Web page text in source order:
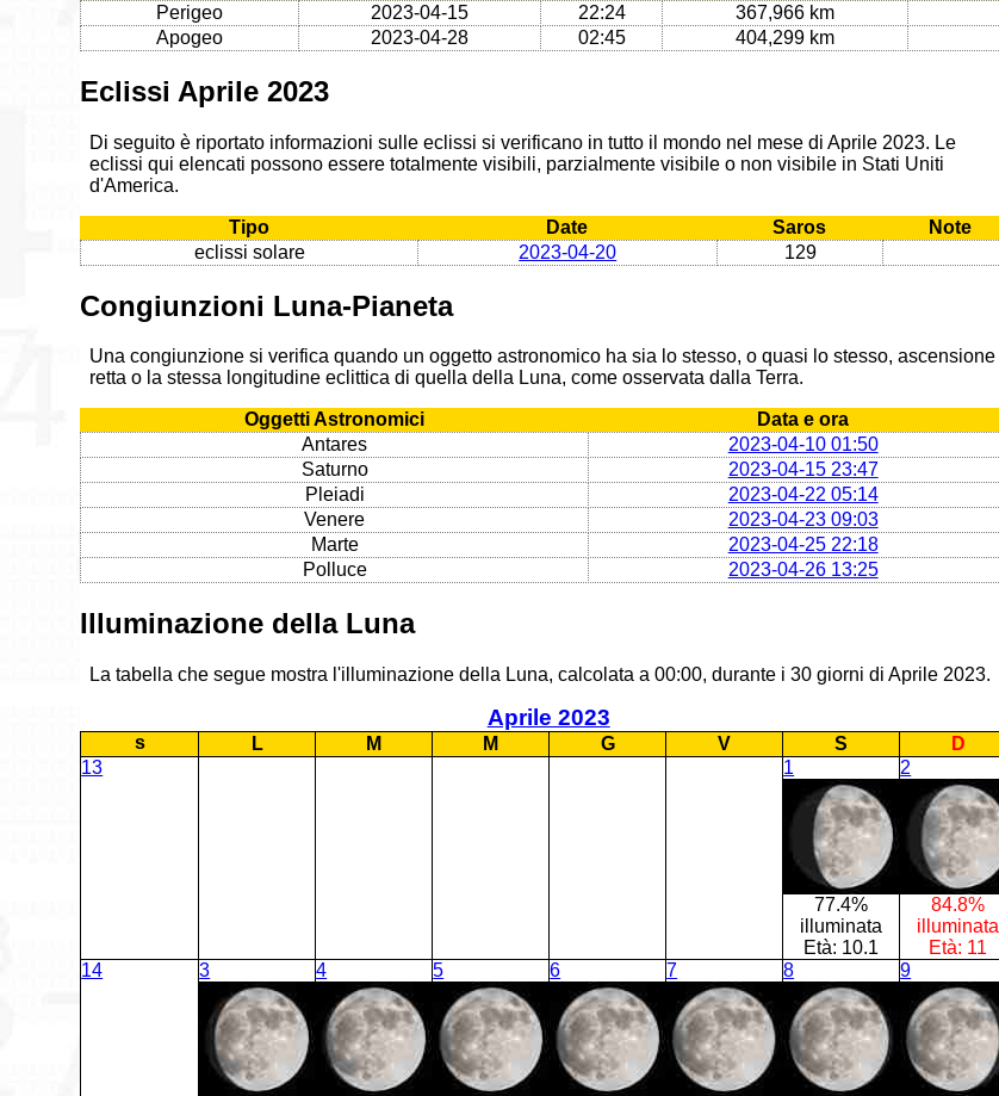
Perigeo
2023-04-15 22:24
367,966 km
Apogeo
2023-04-28 02:45 404,299 km
Eclissi Aprile 2023
Di seguito è riportato informazioni sulle eclissi si verificano in tutto il mondo nel mese di Aprile 2023. Le
eclissi qui elencati possono essere totalmente visibili, parzialmente visibile o non visibile in Stati Uniti
d'America.
Tipo Date Saros
Note
eclissi solare
2023-04-20 129
Congiunzioni Luna-Pianeta
Una congiunzione si verifica quando un oggetto astronomico ha sia lo stesso, o quasi lo stesso, ascensione
retta o la stessa longitudine eclittica di quella della Luna, come osservata dalla Terra.
Oggetti Astronomici
Data e ora
Antares
2023-04-10 01:50
Saturno
2023-04-15 23:47
Pleiadi
2023-04-22 05:14
Venere
2023-04-23 09:03
Marte
2023-04-25 22:18
Polluce
2023-04-26 13:25
Illuminazione della Luna
La tabella che segue mostra l'illuminazione della Luna, calcolata a 00:00, durante i 30 giorni di Aprile 2023.
Aprile 2023
s L M M G V S
D
13
1
77.4%
illuminata
Età: 10.1
2
84.8%
illuminata
Età: 11
14
3 4 5 6 7 8 9